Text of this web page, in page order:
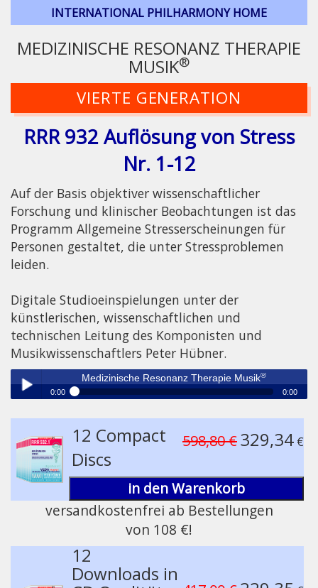
INTERNATIONAL PHILHARMONY HOME
MEDIZINISCHE RESONANZ THERAPIE
MUSIK®
VIERTE GENERATION
RRR 932 Auflösung von Stress
Nr. 1-12
Auf der Basis objektiver wissenschaftlicher
Forschung und klinischer Beobachtungen ist das
Programm Allgemeine Stresserscheinungen für
Personen gestaltet, die unter Stressproblemen
leiden.
Digitale Studioeinspielungen unter der
künstlerischen, wissenschaftlichen und
technischen Leitung des Komponisten und
Musikwissenschaftlers Peter Hübner.
Play /
Medizinische Resonanz Therapie Musik®
0:00 0:00
12 Compact
Discs
598,80 €329,34 €
in den Warenkorb
versandkostenfrei ab Bestellungen
von 108 €!
12
Downloads in